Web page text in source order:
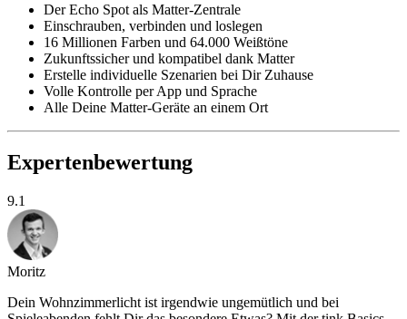
Der Echo Spot als Matter-Zentrale
Einschrauben, verbinden und loslegen
16 Millionen Farben und 64.000 Weißtöne
Zukunftssicher und kompatibel dank Matter
Erstelle individuelle Szenarien bei Dir Zuhause
Volle Kontrolle per App und Sprache
Alle Deine Matter-Geräte an einem Ort
Expertenbewertung
9.1
Moritz
Dein Wohnzimmerlicht ist irgendwie ungemütlich und bei